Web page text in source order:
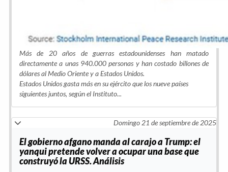
Más de 20 años de guerras estadounidenses han matado
directamente a unas 940.000 personas y han costado billones de
dólares al Medio Oriente y a Estados Unidos.
Estados Unidos gasta más en su ejército que los nueve países
siguientes juntos, según el Instituto...
Domingo 21 de septiembre de 2025
El gobierno afgano manda al carajo a Trump: el
yanqui pretende volver a ocupar una base que
construyó la URSS. Análisis